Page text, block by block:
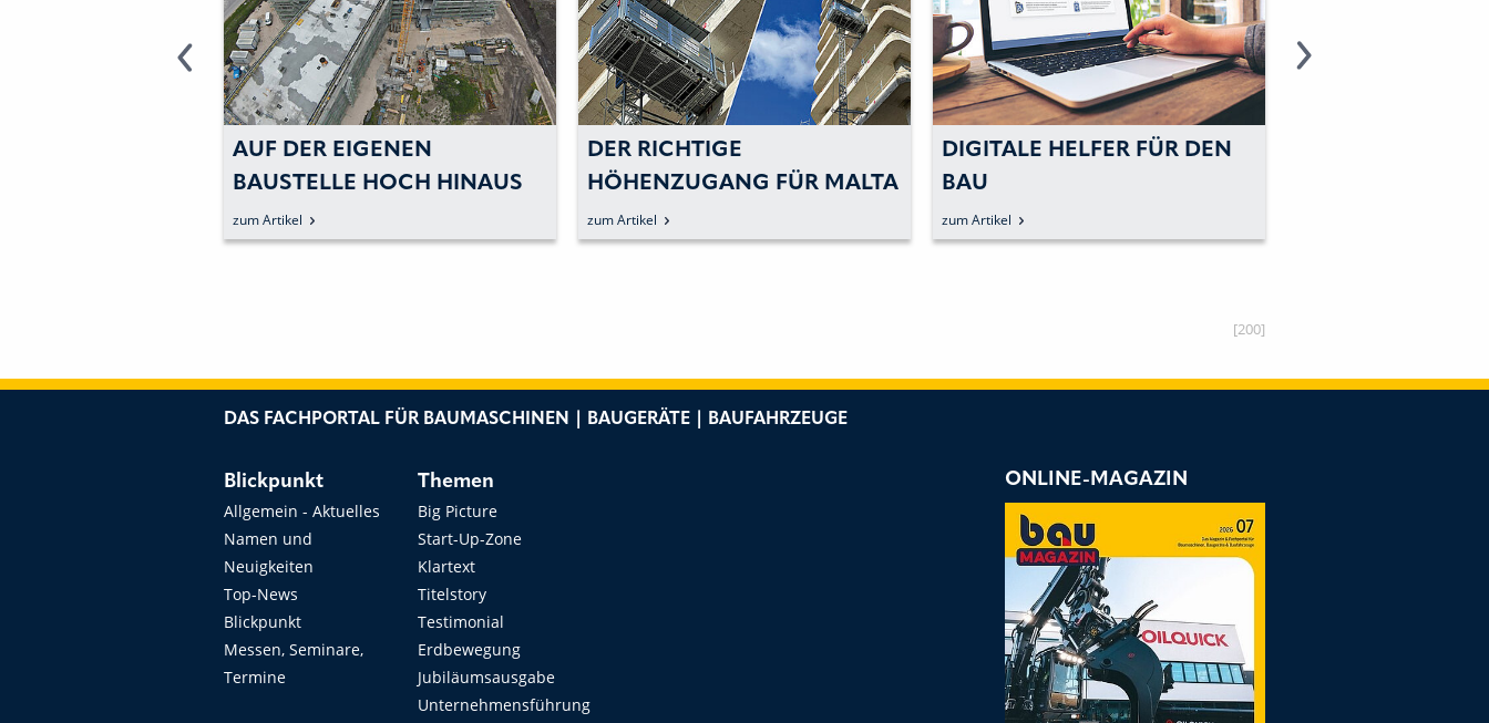
AUF DER EIGENEN
BAUSTELLE HOCH HINAUS
zum Artikel
DER RICHTIGE
HÖHENZUGANG FÜR MALTA
zum Artikel
DIGITALE HELFER FÜR DEN
BAU
zum Artikel
[200]
DAS FACHPORTAL FÜR BAUMASCHINEN | BAUGERÄTE | BAUFAHRZEUGE
Blickpunkt
Allgemein - Aktuelles
Namen und
Neuigkeiten
Top-News
Blickpunkt
Messen, Seminare,
Termine
Themen
Big Picture
Start-Up-Zone
Klartext
Titelstory
Testimonial
Erdbewegung
Jubiläumsausgabe
Unternehmensführung
ONLINE-MAGAZIN